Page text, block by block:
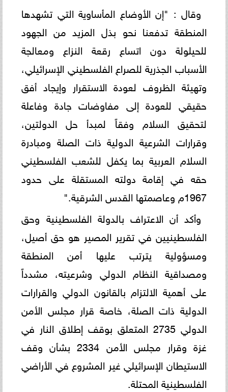
وقال : "إن الأوضاع المأساوية التي تشهدها
المنطقة تدفعنا نحو بذل المزيد من الجهود
للحيلولة دون اتساع رقعة النزاع ومعالجة
الأسباب الجذرية للصراع الفلسطيني الإسرائيلي،
وتهيئة الظروف لعودة الاستقرار وإيجاد أفق
حقيقي للعودة إلى مفاوضات جادة وفاعلة
لتحقيق السلام وفقاً لمبدأ حل الدولتين،
وقرارات الشرعية الدولية ذات الصلة ومبادرة
السلام العربية بما يكفل للشعب الفلسطيني
حقه في إقامة دولته المستقلة على حدود
1967م وعاصمتها القدس الشرقية."
وأكد أن الاعتراف بالدولة الفلسطينية وحق
الفلسطينيين في تقرير المصير هو حق أصيل،
ومسؤولية يترتب عليها أمن المنطقة
ومصداقية النظام الدولي وشرعيته، مشدداً
على أهمية الالتزام بالقانون الدولي والقرارات
الدولية ذات الصلة، خاصة قرار مجلس الأمن
الدولي 2735 المتعلق بوقف إطلاق النار في
غزة وقرار مجلس الأمن 2334 بشأن وقف
الاستيطان الإسرائيلي غير المشروع في الأراضي
الفلسطينية المحتلة.